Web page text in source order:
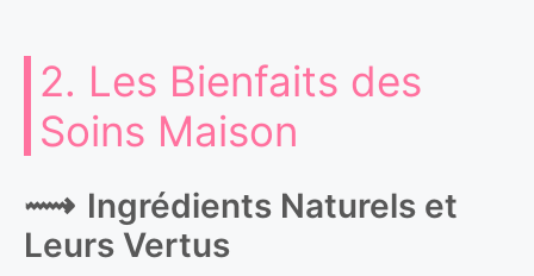
2. Les Bienfaits des
Soins Maison
Ingrédients Naturels et
Leurs Vertus